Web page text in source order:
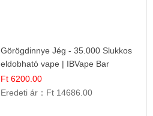
Görögdinnye Jég - 35.000 Slukkos
eldobható vape | IBVape Bar
Frissítő Nyári Íz
Ft 6200.00
Eredeti ár： Ft 14686.00